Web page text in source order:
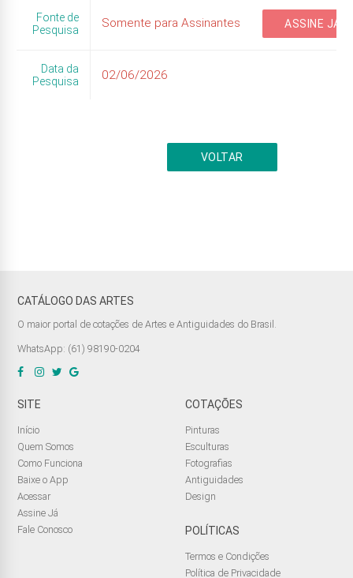
Fonte de
Pesquisa
Somente para Assinantes ASSINE JÁ
Data da
Pesquisa
02/06/2026
VOLTAR
CATÁLOGO DAS ARTES
O maior portal de cotações de Artes e Antiguidades do Brasil.
WhatsApp: (61) 98190-0204
SITE
Início
Quem Somos
Como Funciona
Baixe o App
Acessar
Assine Já
Fale Conosco
COTAÇÕES
Pinturas
Esculturas
Fotografias
Antiguidades
Design
POLÍTICAS
Termos e Condições
Política de Privacidade